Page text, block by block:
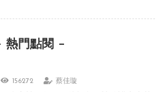
熱門點閱
156272 蔡佳璇